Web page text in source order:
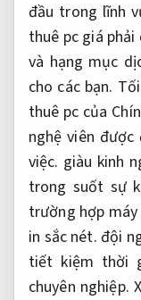
đầu trong lĩnh
thuê pc giá phải
và hạng mục
cho các bạn.
thuê pc của
nghệ viên
việc. giàu kinh
trong suốt sự
trường hợp
in sắc nét. đội
tiết kiệm thời
chuyên nghiệp.